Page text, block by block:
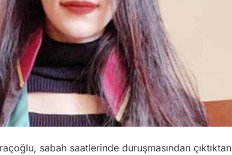
sabah saatlerinde duruşmasından çıktıktan